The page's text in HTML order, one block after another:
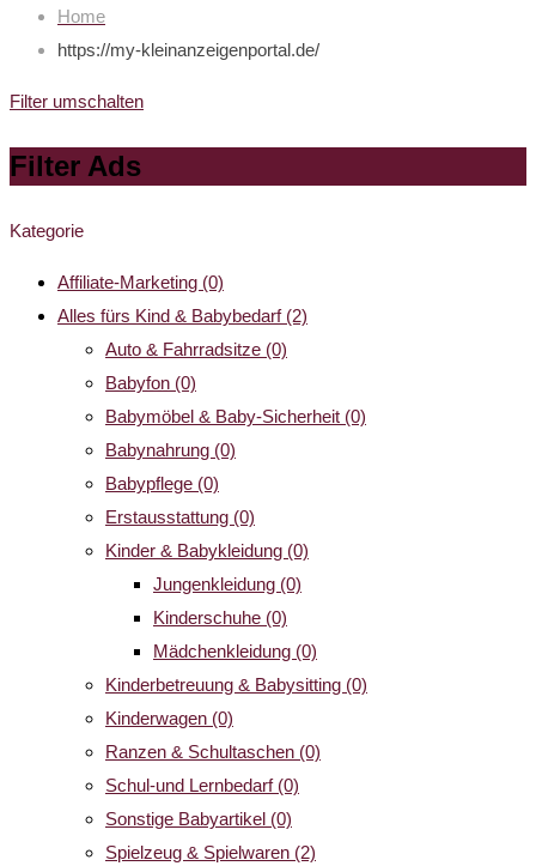
Home
https://my-kleinanzeigenportal.de/
Filter umschalten
Filter Ads
Kategorie
Affiliate-Marketing (0)
Alles fürs Kind & Babybedarf (2)
Auto & Fahrradsitze (0)
Babyfon (0)
Babymöbel & Baby-Sicherheit (0)
Babynahrung (0)
Babypflege (0)
Erstausstattung (0)
Kinder & Babykleidung (0)
Jungenkleidung (0)
Kinderschuhe (0)
Mädchenkleidung (0)
Kinderbetreuung & Babysitting (0)
Kinderwagen (0)
Ranzen & Schultaschen (0)
Schul-und Lernbedarf (0)
Sonstige Babyartikel (0)
Spielzeug & Spielwaren (2)